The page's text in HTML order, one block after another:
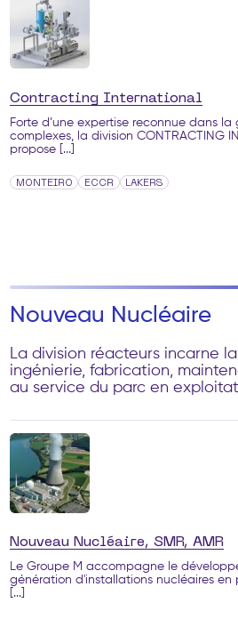
Contracting International
Forte d’une expertise reconnue dans
complexes, la division CONTRACTING
propose [...]
MONTEIRO ECCR LAKERS
Nouveau Nucléaire
La division réacteurs incarne
ingénierie, fabrication,
au service du parc en
Nouveau Nucléaire, SMR, AMR
Le Groupe M accompagne le
génération d'installations nucléaires en
[...]